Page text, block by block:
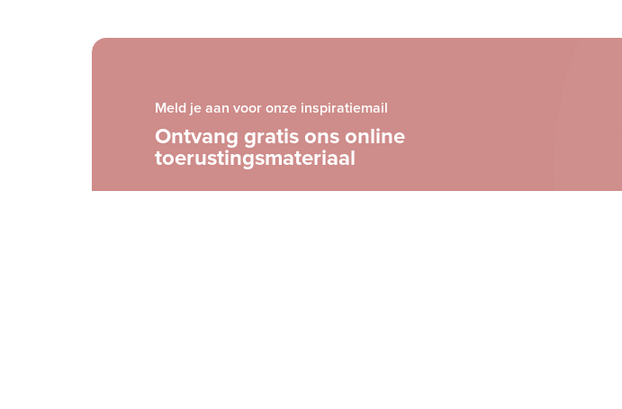
Meld je aan voor onze inspiratiemail
Ontvang gratis ons online
toerustingsmateriaal